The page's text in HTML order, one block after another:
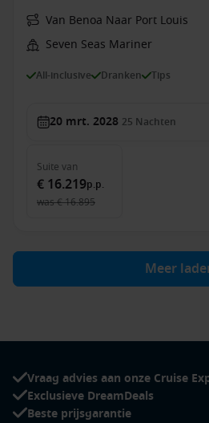
Van Benoa Naar Port Louis
Seven Seas Mariner
All-inclusive Dranken Tips
20 mrt. 2028 25 Nachten
Suite van
€ 16.219p.p.
was€ 16.895
Meer
Vraag advies aan onze Cruise
Exclusieve DreamDeals
Beste prijsgarantie